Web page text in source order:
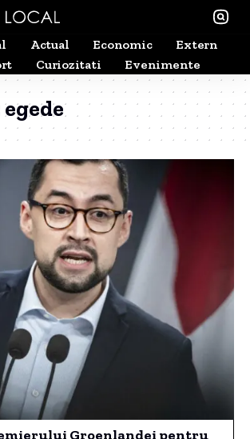
Actual Economic
Extern
Curiozitati Evenimente
egede
Groenlandei pentru